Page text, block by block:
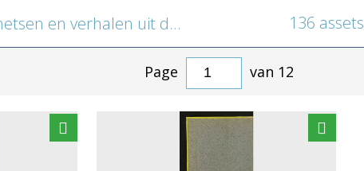
verhalen uit de Kongo-missie 136 assets
Page van 12